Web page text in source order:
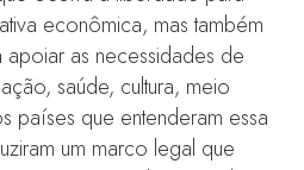
econômica, mas também
apoiar as necessidades de
saúde, cultura, meio
países que entenderam essa
um marco legal que